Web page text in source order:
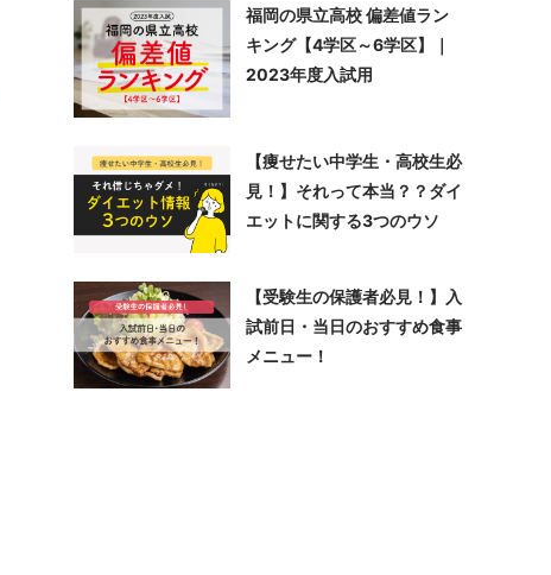
福岡の県立高校 偏差値ラン
キング【4学区～6学区】｜
2023年度入試用
【痩せたい中学生・高校生必
見！】それって本当？？ダイ
エットに関する3つのウソ
【受験生の保護者必見！】入
試前日・当日のおすすめ食事
メニュー！